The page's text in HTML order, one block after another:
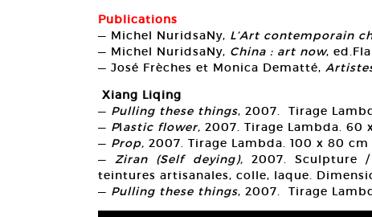
Publications
— Michel NuridsaNy, L’Art contemporain
— Michel NuridsaNy, China : art now,
— José Frèches et Monica Dematté,
Xiang Liqing
— Pulling these things, 2007. Tirage
— Plastic flower, 2007. Tirage Lambda. 60
— Prop, 2007. Tirage Lambda. 100 x 80 cm
— Ziran (Self deying), 2007. Sculpture
teintures artisanales, colle, laque.
— Pulling these things, 2007. Tirage